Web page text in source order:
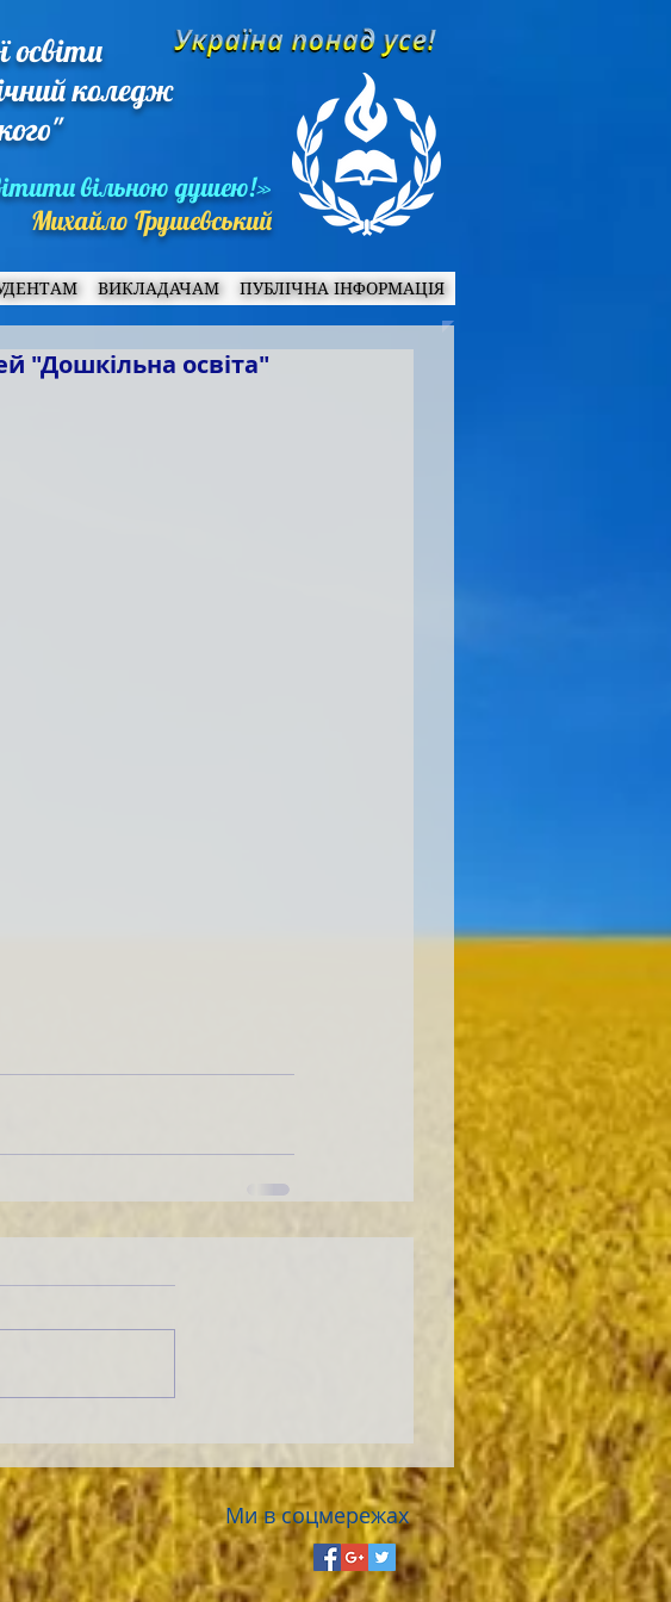
коледж
вільною душею!»
Михайло Грушевський
ВИКЛАДАЧАМ ПУБЛІЧНА ІНФОРМАЦІЯ
"Дошкільна освіта"
Ми в соцмережах